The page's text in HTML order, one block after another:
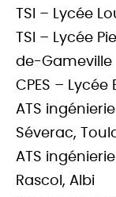
TSI – Lycée
TSI – Lycée
de-Gameville
CPES – Lycée
ATS
Séverac,
ATS
Rascol, Albi